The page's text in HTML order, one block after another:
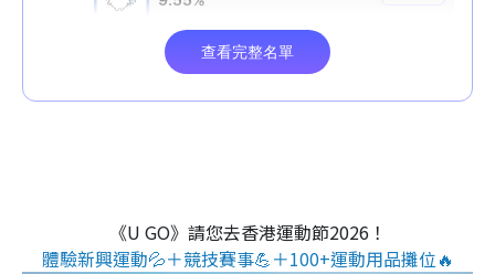
《U GO》請您去香港運動節2026！
體驗新興運動💦＋競技賽事💪＋100+運動用品攤位🔥